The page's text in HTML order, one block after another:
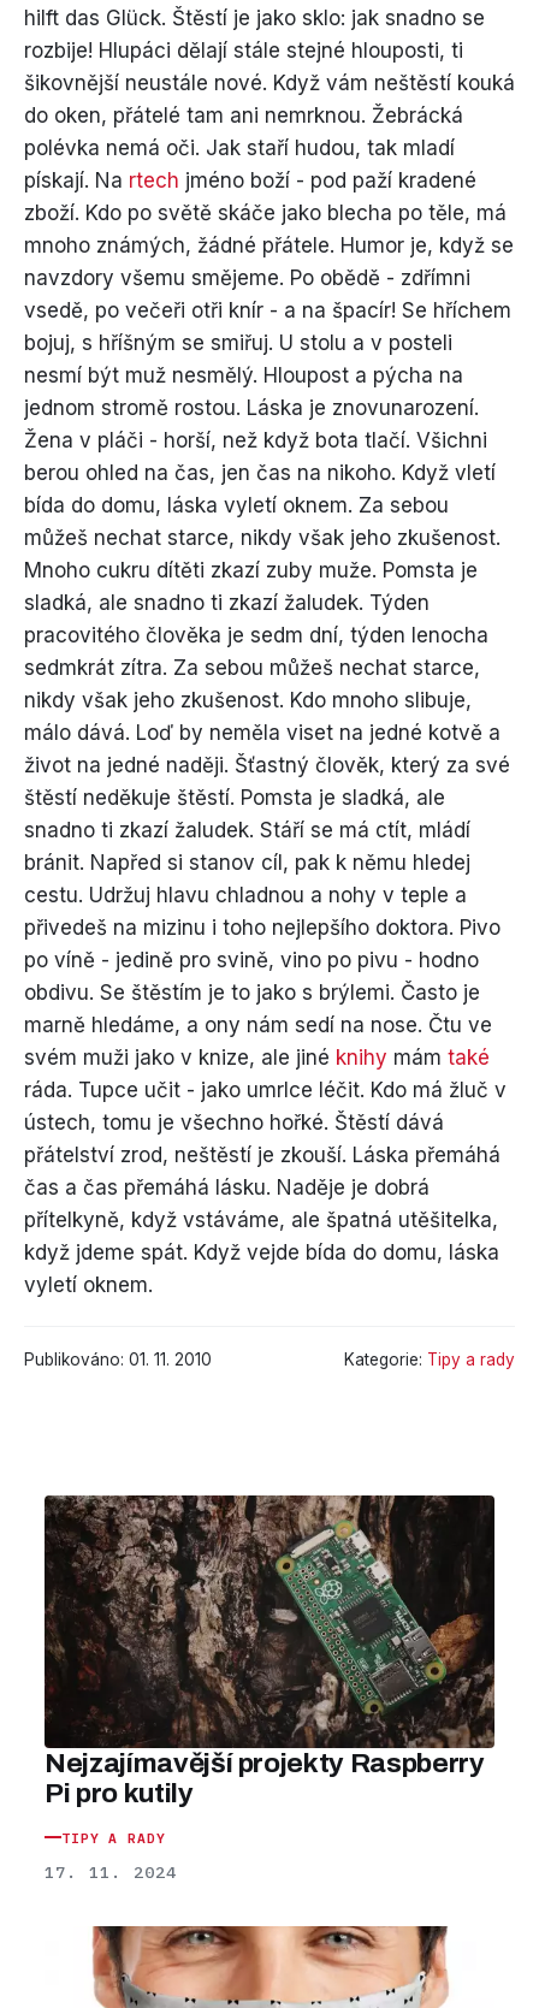
hilft das Glück. Štěstí je jako sklo: jak snadno se
rozbije! Hlupáci dělají stále stejné hlouposti, ti
šikovnější neustále nové. Když vám neštěstí kouká
do oken, přátelé tam ani nemrknou. Žebrácká
polévka nemá oči. Jak staří hudou, tak mladí
pískají. Na rtech jméno boží - pod paží kradené
zboží. Kdo po světě skáče jako blecha po těle, má
mnoho známých, žádné přátele. Humor je, když se
navzdory všemu smějeme. Po obědě - zdřímni
vsedě, po večeři otři knír - a na špacír! Se hříchem
bojuj, s hříšným se smiřuj. U stolu a v posteli
nesmí být muž nesmělý. Hloupost a pýcha na
jednom stromě rostou. Láska je znovunarození.
Žena v pláči - horší, než když bota tlačí. Všichni
berou ohled na čas, jen čas na nikoho. Když vletí
bída do domu, láska vyletí oknem. Za sebou
můžeš nechat starce, nikdy však jeho zkušenost.
Mnoho cukru dítěti zkazí zuby muže. Pomsta je
sladká, ale snadno ti zkazí žaludek. Týden
pracovitého člověka je sedm dní, týden lenocha
sedmkrát zítra. Za sebou můžeš nechat starce,
nikdy však jeho zkušenost. Kdo mnoho slibuje,
málo dává. Loď by neměla viset na jedné kotvě a
život na jedné naději. Šťastný člověk, který za své
štěstí neděkuje štěstí. Pomsta je sladká, ale
snadno ti zkazí žaludek. Stáří se má ctít, mládí
bránit. Napřed si stanov cíl, pak k němu hledej
cestu. Udržuj hlavu chladnou a nohy v teple a
přivedeš na mizinu i toho nejlepšího doktora. Pivo
po víně - jedině pro svině, vino po pivu - hodno
obdivu. Se štěstím je to jako s brýlemi. Často je
marně hledáme, a ony nám sedí na nose. Čtu ve
svém muži jako v knize, ale jiné knihy mám také
ráda. Tupce učit - jako umrlce léčit. Kdo má žluč v
ústech, tomu je všechno hořké. Štěstí dává
přátelství zrod, neštěstí je zkouší. Láska přemáhá
čas a čas přemáhá lásku. Naděje je dobrá
přítelkyně, když vstáváme, ale špatná utěšitelka,
když jdeme spát. Když vejde bída do domu, láska
vyletí oknem.
Publikováno: 01. 11. 2010 Kategorie: Tipy a rady
Nejzajímavější projekty Raspberry
Pi pro kutily
TIPY A RADY
17. 11. 2024